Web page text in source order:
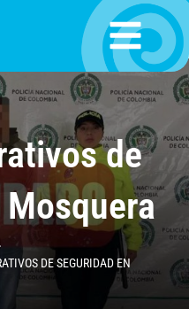
de
DE SEGURIDAD EN